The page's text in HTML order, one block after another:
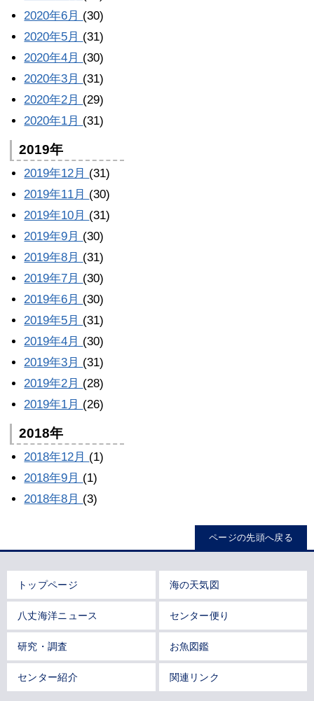
2020年6月 (30)
2020年5月 (31)
2020年4月 (30)
2020年3月 (31)
2020年2月 (29)
2020年1月 (31)
2019年
2019年12月 (31)
2019年11月 (30)
2019年10月 (31)
2019年9月 (30)
2019年8月 (31)
2019年7月 (30)
2019年6月 (30)
2019年5月 (31)
2019年4月 (30)
2019年3月 (31)
2019年2月 (28)
2019年1月 (26)
2018年
2018年12月 (1)
2018年9月 (1)
2018年8月 (3)
ページの先頭へ戻る
トップページ 海の天気図
八丈海洋ニュース センター便り
研究・調査 お魚図鑑
センター紹介 関連リンク